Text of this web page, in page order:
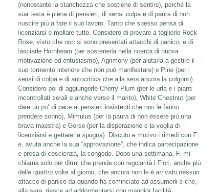
(nonostante la stanchezza che sostiene di sentire), perché la
sua testa è piena di pensieri, di sensi colpa e di paura di non
riuscire più a fare il suo lavoro. Tanto che spesso pensa di
licenziarsi e mollare tutto. Considero di provare a toglierle Rock
Rose, visto che non si sono presentati attacchi di panico, e di
lasciarle Hornbeam (per sostenerla nella ricerca di nuova
motivazione ed entusiasmo), Agrimony (per aiutarla a gestire il
suo tormento interiore che non può manifestare) e Pine (per i
sensi di colpa e di autocritica che alla sera ancora la colgono).
Considero poi di aggiungerle Cherry Plum (per le urla e i pianti
incontrollati serali e anche verso il marito), White Chestnut (per
dare un po’ di pace ai pensieri insistenti che non le fanno
prendere sonno), Mimulus (per la paura di non essere più una
brava maestra) e Gorse (per la disperazione e la voglia di
licenziarsi e gettare la spugna). Discuto e motivo i rimedi con F.
e, avuta anche la sua “approvazione”, che indica partecipazione
e presa di coscienza, la congedo. Dopo una settimana, F. mi
chiama solo per dirmi che prende con regolarità i Fiori, anche più
delle quattro volte al giorno, che ancora non le è arrivato nessun
attacco di panico da quando ha cominciato ad assumerli e che,